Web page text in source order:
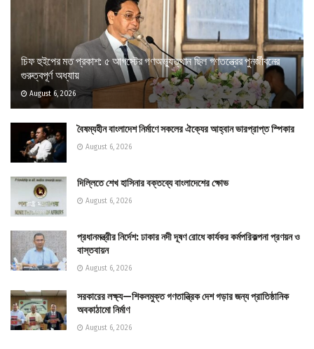
চিফ হুইপের মত প্রকাশ: ৫ আগস্টের গণঅভ্যুত্থান ছিল গণতন্ত্রের পুনর্জীবনের
গুরুত্বপূর্ণ অধ্যায়
August 6, 2026
বৈষম্যহীন বাংলাদেশ নির্মাণে সকলের ঐক্যের আহ্বান ভারপ্রাপ্ত স্পিকার
August 6, 2026
দিল্লিতে শেখ হাসিনার বক্তব্যে বাংলাদেশের ক্ষোভ
August 6, 2026
প্রধানমন্ত্রীর নির্দেশ: ঢাকার নদী দূষণ রোধে কার্যকর কর্মপরিকল্পনা প্রণয়ন ও
বাস্তবায়ন
August 6, 2026
সরকারের লক্ষ্য—শিকলমুক্ত গণতান্ত্রিক দেশ গড়ার জন্য প্রাতিষ্ঠানিক
অবকাঠামো নির্মাণ
August 6, 2026